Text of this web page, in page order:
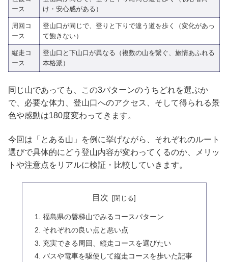
ース
け・安心感がある）
周回コ
ース
登山口が同じで、登りと下りで違う道を歩く（変化があっ
て飽きない）
縦走コ
ース
登山口と下山口が異なる（複数の山を繋ぐ、旅情あふれる
本格派）
同じ山であっても、この3パターンのうちどれを選ぶか
で、必要な体力、登山口へのアクセス、そして得られる景
色や感動は180度変わってきます。
今回は「とある山」を例に挙げながら、それぞれのルート
選びで具体的にどう登山内容が変わってくるのか、メリッ
トや注意点をリアルに検証・比較していきます。
目次
福島県の磐梯山でみるコースパターン
それぞれの良い点と悪い点
充実できる周回、縦走コースを選びたい
バスや電車を駆使して縦走コースを歩いた記事